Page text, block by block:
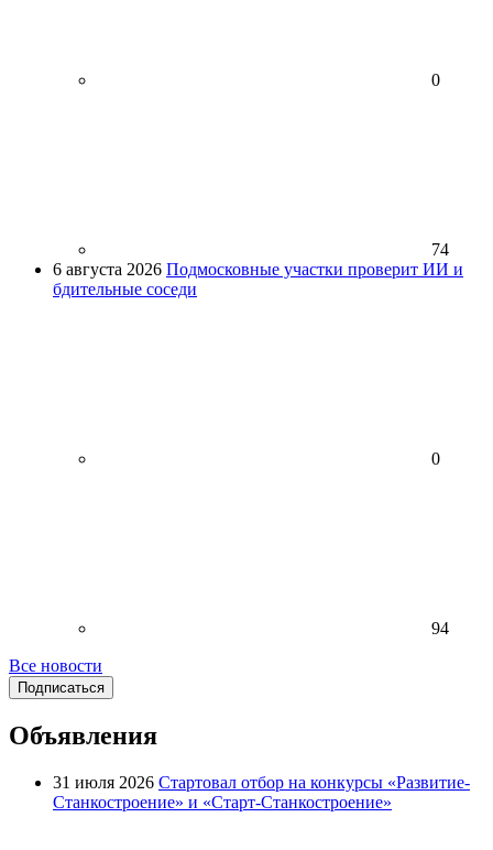
0
74
6 августа 2026 Подмосковные участки проверит ИИ и
бдительные соседи
0
94
Все новости
Подписаться
Объявления
31 июля 2026 Стартовал отбор на конкурсы «Развитие-
Станкостроение» и «Старт-Станкостроение»